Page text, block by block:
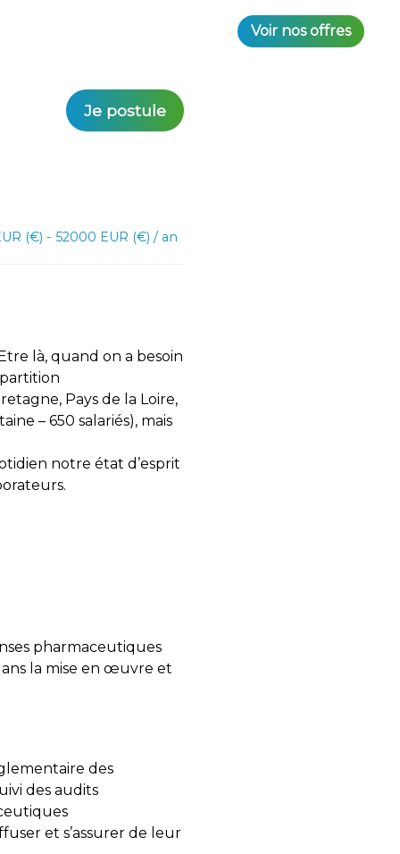
Voir nos offres
Je postule
(€) - 52000 EUR (€) / an
là, quand on a besoin
Pays de la Loire,
– 650 salariés), mais
notre état d’esprit
pharmaceutiques
la mise en œuvre et
des
des audits
et s’assurer de leur